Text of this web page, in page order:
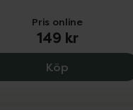
Pris online
149 kr
Köp The